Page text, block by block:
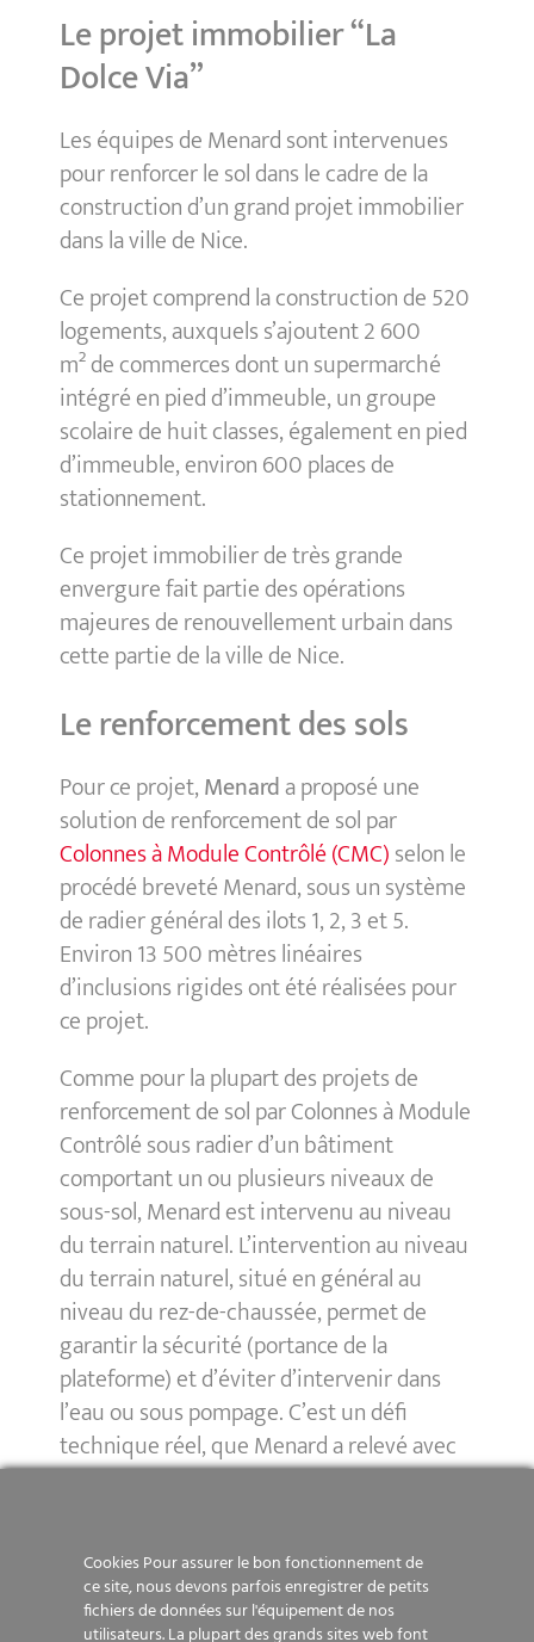
Le projet immobilier “La
Dolce Via”
Les équipes de Menard sont intervenues
pour renforcer le sol dans le cadre de la
construction d’un grand projet immobilier
dans la ville de Nice.
Ce projet comprend la construction de 520
logements, auxquels s’ajoutent 2 600
m² de commerces dont un supermarché
intégré en pied d’immeuble, un groupe
scolaire de huit classes, également en pied
d’immeuble, environ 600 places de
stationnement.
Ce projet immobilier de très grande
envergure fait partie des opérations
majeures de renouvellement urbain dans
cette partie de la ville de Nice.
Le renforcement des sols
Pour ce projet,Menarda proposé une
solution de renforcement de sol par
Colonnes à Module Contrôlé (CMC)selon le
procédé breveté Menard, sous un système
de radier général des ilots 1, 2, 3 et 5.
Environ 13 500 mètres linéaires
d’inclusions rigides ont été réalisées pour
ce projet.
Comme pour la plupart des projets de
renforcement de sol par Colonnes à Module
Contrôlé sous radier d’un bâtiment
comportant un ou plusieurs niveaux de
sous-sol, Menard est intervenu au niveau
du terrain naturel. L’intervention au niveau
du terrain naturel, situé en général au
niveau du rez-de-chaussée, permet de
garantir la sécurité (portance de la
plateforme) et d’éviter d’intervenir dans
l’eau ou sous pompage. C’est un défi
technique réel, que Menard a relevé avec
la mise en place d’un atelier
arases profondes (environ 7 m).
Ce mode opératoire a permis de réaliser
Cookies Pour assurer le bon fonctionnement de
ce site, nous devons parfois enregistrer de petits
fichiers de données sur l'équipement de nos
utilisateurs. La plupart des grands sites web font